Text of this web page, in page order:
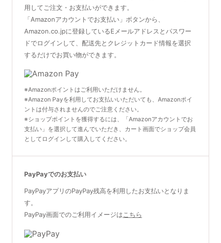
用してご注文・お支払いができます。
「Amazonアカウントでお支払い」ボタンから、
Amazon.co.jpに登録しているEメールアドレスとパスワー
ドでログインして、配送先とクレジットカード情報を選択
するだけでお買い物ができます。
※Amazonポイントはご利用いただけません。
※Amazon Payを利用してお支払いいただいても、Amazonポイ
ントは付与されませんのでご注意ください。
※ショップポイントを獲得するには、「Amazonアカウントでお
支払い」を選択して進んでいただき、カート画面でショップ会員
としてログインして購入してください。
PayPayでのお支払い
PayPayアプリのPayPay残高を利用したお支払いとなりま
す。
PayPay画面でのご利用イメージは こちら